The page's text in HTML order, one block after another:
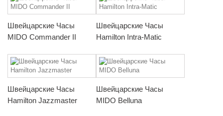
Швейцарские Часы
MIDO Commander II
Швейцарские Часы
Hamilton Intra-Matic
Швейцарские Часы
Hamilton Jazzmaster
Швейцарские Часы
MIDO Belluna